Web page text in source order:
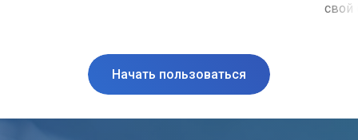
свой
Начать пользоваться